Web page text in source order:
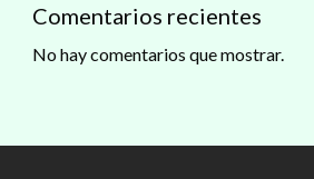
Comentarios recientes
No hay comentarios que mostrar.